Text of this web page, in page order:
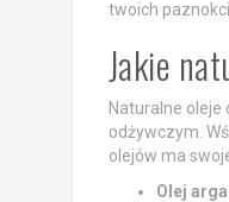
twoich
Jakie
Naturalne oleje
odżywczym.
olejów ma
Olej